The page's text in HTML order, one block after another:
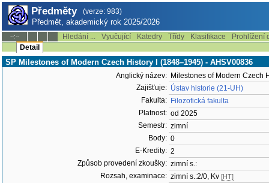
Předměty (verze: 983)
Předmět, akademický rok 2025/2026
--:-- Hledání ... Vyučující Katedry Třídy Klasifikace
Prohlížení
Detail
SP Milestones of Modern Czech History I (1848–1945) - AHSV00836
Anglický název: Milestones of Modern Czech
Zajišťuje: Ústav historie (21-UH)
Fakulta: Filozofická fakulta
Platnost: od 2025
Semestr: zimní
Body: 0
E-Kredity: 2
Způsob provedení zkoušky: zimní s.:
Rozsah, examinace: zimní s.:2/0, Kv [HT]